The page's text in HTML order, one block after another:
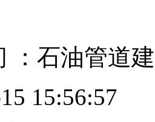
：石油管道
15:56:57